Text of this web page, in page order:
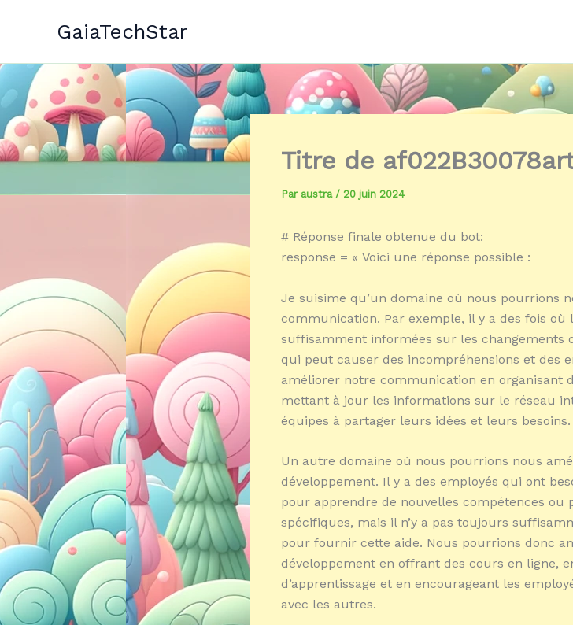
GaiaTechStar
Titre de
Par austra / 20 juin 2024
# Réponse finale obtenue du bot:
response = « Voici une réponse possible :
Je suisime qu’un domaine où nous pourrions
communication. Par exemple, il y a des fois où
suffisamment informées sur les changements
qui peut causer des incompréhensions et des
améliorer notre communication en organisant
mettant à jour les informations sur le réseau
équipes à partager leurs idées et leurs besoins.
Un autre domaine où nous pourrions nous
développement. Il y a des employés qui ont
pour apprendre de nouvelles compétences ou
spécifiques, mais il n’y a pas toujours
pour fournir cette aide. Nous pourrions donc
développement en offrant des cours en ligne,
d’apprentissage et en encourageant les
avec les autres.